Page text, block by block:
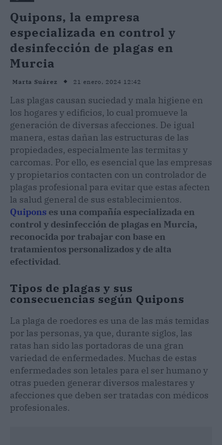
Quipons, la empresa
especializada en control y
desinfección de plagas en
Murcia
Marta Suárez 21 enero, 2024 12:42
Las plagas causan suciedad y mala higiene en
los hogares y edificios, lo cual promueve la
generación de diversas afecciones. De igual
manera, estas dañan las estructuras de las
propiedades, especialmente las termitas y
carcomas. Por ello, es esencial que las empresas
y propietarios contacten con un controlador de
plagas profesional para evitar que estas afecten
la salud general de sus establecimientos.
Quipons es una compañía especializada en
control y desinfección de plagas en Murcia,
reconocida por trabajar con base en
tratamientos personalizados y de alta
efectividad.
Tipos de plagas y sus
consecuencias según Quipons
La plaga de roedores es una de las más temidas
por las personas, ya que, durante siglos, las
ratas han sido las portadoras de una gran
variedad de enfermedades. Muchas de estas
enfermedades son letales para el ser humano y
otras pueden generar diversos malestares y
afecciones que deben ser tratadas con médicos
profesionales.